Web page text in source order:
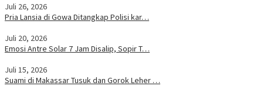
Juli 26, 2026
Pria Lansia di Gowa Ditangkap Polisi kar…
Juli 20, 2026
Emosi Antre Solar 7 Jam Disalip, Sopir T…
Juli 15, 2026
Suami di Makassar Tusuk dan Gorok Leher …